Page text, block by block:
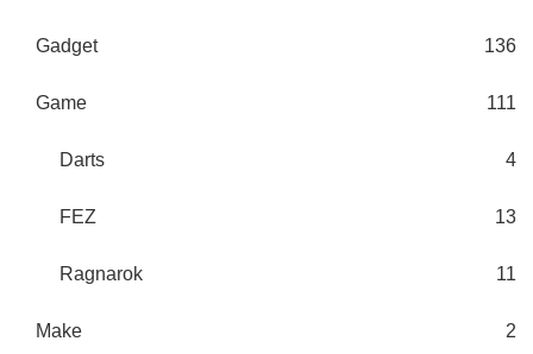
Gadget 136
Game 111
Darts 4
FEZ 13
Ragnarok 11
Make 2